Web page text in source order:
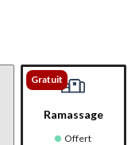
Gratuit
Ramassage
Offert